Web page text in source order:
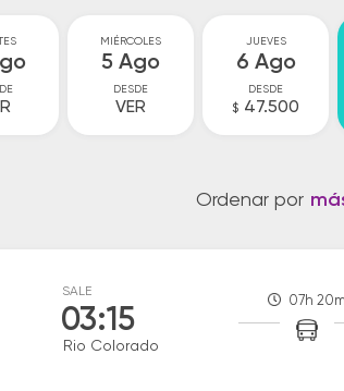
MIÉRCOLES
5 Ago
DESDE
VER
JUEVES
6 Ago
DESDE
$ 47.500
Ordenar por
SALE
03:15
Rio Colorado
07h 20m